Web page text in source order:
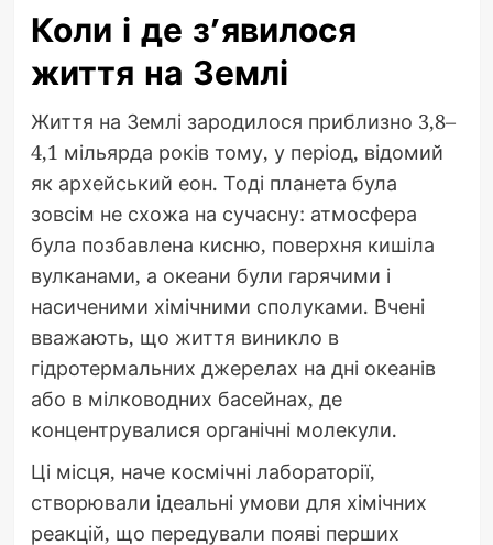
Коли і де з’явилося
життя на Землі
Життя на Землі зародилося приблизно 3,8–
4,1 мільярда років тому, у період, відомий
як архейський еон. Тоді планета була
зовсім не схожа на сучасну: атмосфера
була позбавлена кисню, поверхня кишіла
вулканами, а океани були гарячими і
насиченими хімічними сполуками. Вчені
вважають, що життя виникло в
гідротермальних джерелах на дні океанів
або в мілководних басейнах, де
концентрувалися органічні молекули.
Ці місця, наче космічні лабораторії,
створювали ідеальні умови для хімічних
реакцій, що передували появі перших